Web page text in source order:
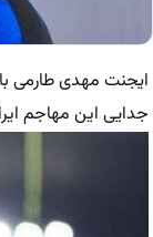
ایجنت مهدی طارمی
جدایی این مهاجم